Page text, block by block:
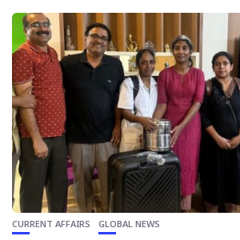
CURRENT AFFAIRS GLOBAL NEWS